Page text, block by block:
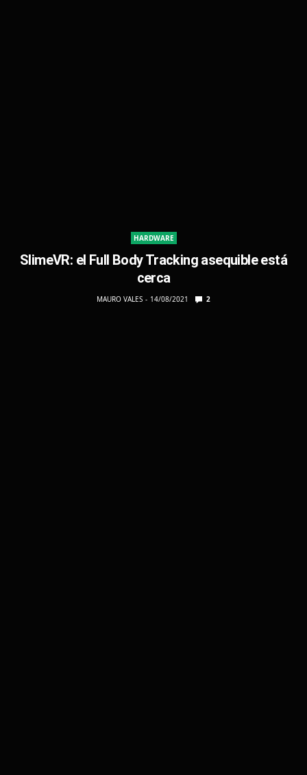
HARDWARE
SlimeVR: el Full Body Tracking asequible está
cerca
MAURO VALES 14/08/2021 2